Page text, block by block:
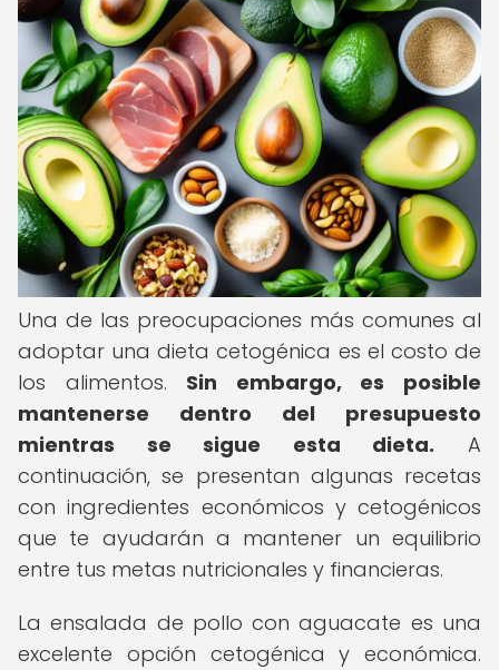
Una de las preocupaciones más comunes al
adoptar una dieta cetogénica es el costo de
los alimentos. Sin embargo, es posible
mantenerse dentro del presupuesto
mientras se sigue esta dieta. A
continuación, se presentan algunas recetas
con ingredientes económicos y cetogénicos
que te ayudarán a mantener un equilibrio
entre tus metas nutricionales y financieras.
La ensalada de pollo con aguacate es una
excelente opción cetogénica y económica.